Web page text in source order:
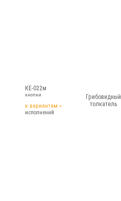
КЕ-022м
кнопки
к вариантам »
исполнений
Грибовидный
толкатель